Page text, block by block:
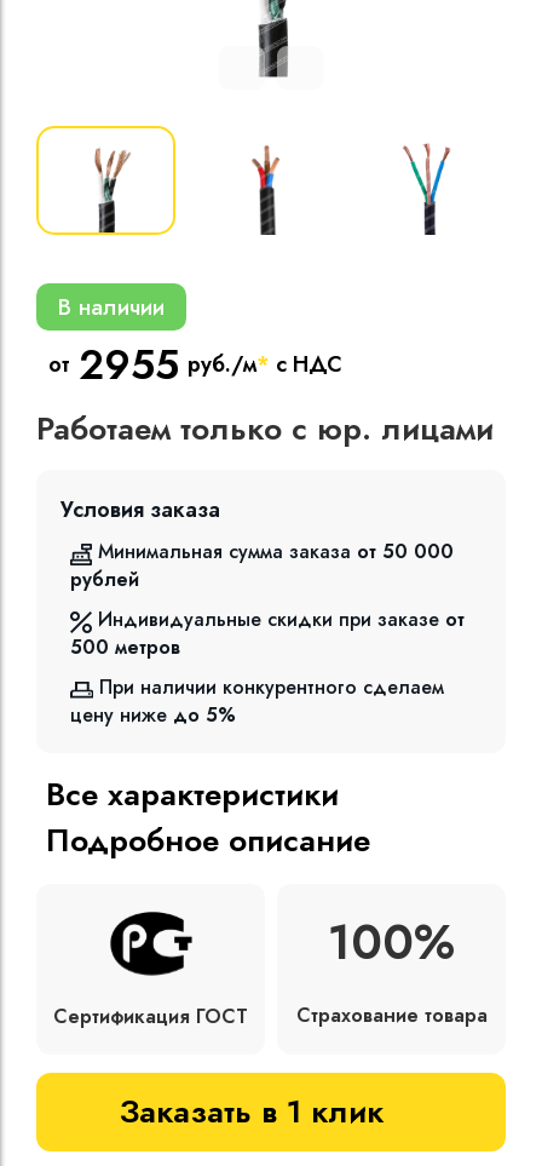
Кабели
изоляцией
В наличии
от 2955 руб./м* с НДС
Работаем только с юр. лицами
Условия заказа
Минимальная сумма заказа от 50 000
рублей
Индивидуальные скидки при заказе от
500 метров
При наличии конкурентного сделаем
цену ниже до 5%
Все характеристики
Подробное описание
Сертификация ГОСТ
100%
Страхование товара
Заказать в 1 клик